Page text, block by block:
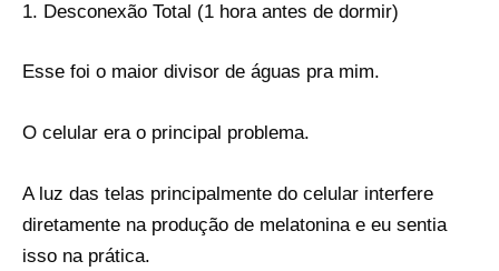
1. Desconexão Total (1 hora antes de dormir)
Esse foi o maior divisor de águas pra mim.
O celular era o principal problema.
A luz das telas principalmente do celular interfere
diretamente na produção de melatonina e eu sentia
isso na prática.